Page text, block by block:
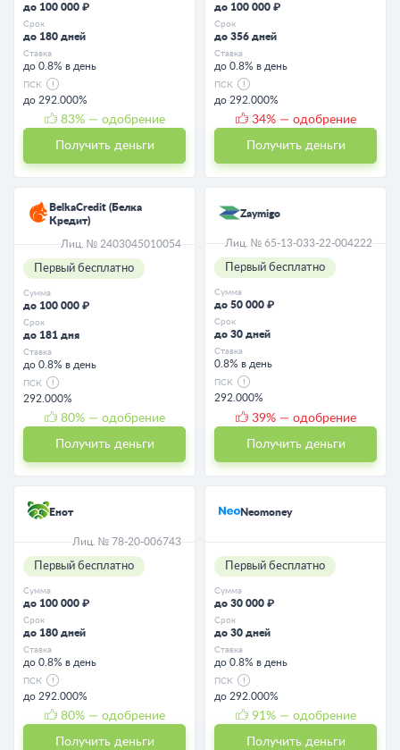
до 100 000 ₽
Срок
до 180 дней
Ставка
до 0.8% в день
ПСК
до 292.000%
83% — одобрение
Получить деньги
до 100 000 ₽
Срок
до 356 дней
Ставка
до 0.8% в день
ПСК
до 292.000%
34% — одобрение
Получить деньги
BelkaCredit (Белка
Кредит)
Лиц. № 2403045010054
Первый бесплатно
Сумма
до 100 000 ₽
Срок
до 181 дня
Ставка
до 0.8% в день
ПСК
292.000%
80% — одобрение
Получить деньги
Zaymigo
Лиц. № 65-13-033-22-004222
Первый бесплатно
Сумма
до 50 000 ₽
Срок
до 30 дней
Ставка
0.8% в день
ПСК
292.000%
39% — одобрение
Получить деньги
Енот
Лиц. № 78-20-006743
Первый бесплатно
Сумма
до 100 000 ₽
Срок
до 180 дней
Ставка
до 0.8% в день
ПСК
до 292.000%
80% — одобрение
Получить деньги
Neomoney
Первый бесплатно
Сумма
до 30 000 ₽
Срок
до 30 дней
Ставка
до 0.8% в день
ПСК
до 292.000%
91 % — одобрение
Получить деньги